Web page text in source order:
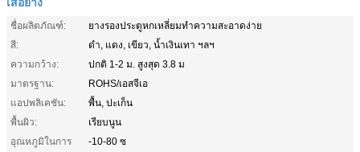
ชื่อผลิตภัณฑ์:
ยางรองประตูหกเหลี่ยมทำความสะอาดง่าย
สี:
ดำ, แดง, เขียว, น้ำเงินเทา ฯลฯ
ความกว้าง:
ปกติ 1-2 ม. สูงสุด 3.8 ม
มาตรฐาน:
ROHS/เอสจีเอ
แอปพลิเคชัน:
พื้น, ปะเก็น
พื้นผิว:
เรียบนูน
อุณหภูมิในการ
-10-80 ซ